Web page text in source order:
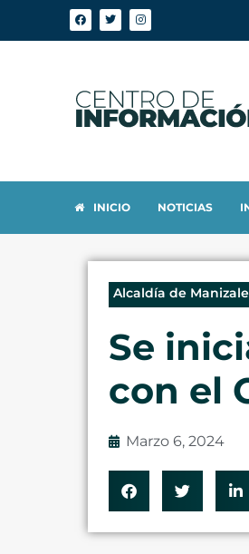
INICIO NOTICIAS
Alcaldía de
Se
con el
Marzo 6, 2024